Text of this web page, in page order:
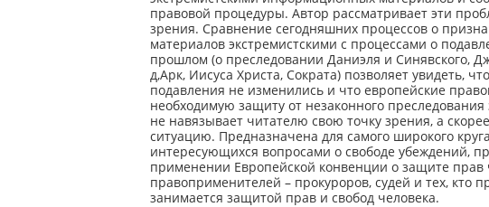
правовой процедуры. Автор рассматривает эти
зрения. Сравнение сегодняшних процессов о
материалов экстремистскими с процессами о
прошлом (о преследовании Даниэля и Синявского,
д,Арк, Иисуса Христа, Сократа) позволяет увидеть,
подавления не изменились и что европейские
необходимую защиту от незаконного
не навязывает читателю свою точку зрения, а
ситуацию. Предназначена для самого широкого
интересующихся вопросами о свободе убеждений,
применении Европейской конвенции о защите прав
правоприменителей – прокуроров, судей и тех, кто
занимается защитой прав и свобод человека.